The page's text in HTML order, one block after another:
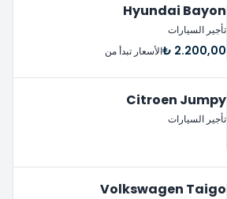
Hyundai Bayon
تأجير السيارات
2.200,00 ₺ الأسعار تبدأ من
Citroen Jumpy
تأجير السيارات
Volkswagen Taigo